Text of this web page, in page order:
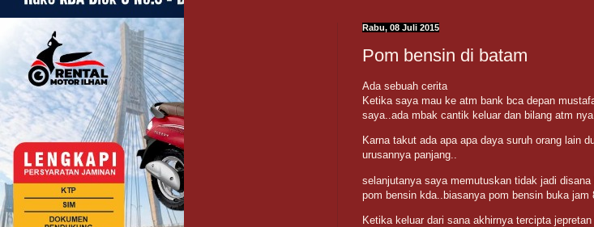
Rabu, 08 Juli 2015
Pom bensin di batam
Ada sebuah cerita
Ketika saya mau ke atm bank bca depan
saya..ada mbak cantik keluar dan bilang atm
Karna takut ada apa apa daya suruh orang lain
urusannya panjang..
selanjutanya saya memutuskan tidak jadi
pom bensin kda..biasanya pom bensin buka jam
Ketika keluar dari sana akhirnya tercipta jepretan